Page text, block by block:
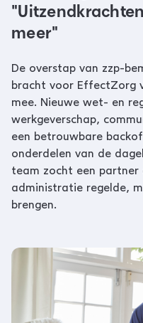
meer"
De overstap van zzp-
bracht voor EffectZorg
mee. Nieuwe wet- en
werkgeverschap,
een betrouwbare
onderdelen van de
team zocht een partner
administratie regelde,
brengen.